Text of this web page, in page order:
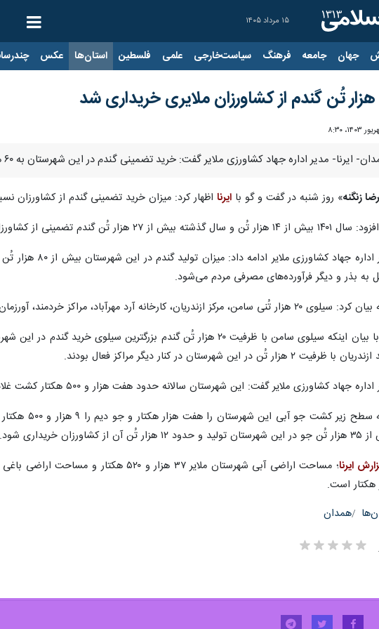
۱۵ مرداد ۱۴۰۵
جهان جامعه فرهنگ سیاست‌خارجی علمی فلسطین استان‌ها عکس
ایرنا- مدیر اداره جهاد کشاورزی ملایر گفت: خرید تضمینی گندم در این شهرستان به ۶۰ هزار تُن رسید که در مقایسه با سال‌های قبل رشد بی‌سابقه‌ای داشته است.
زنگنه» روز شنبه در گفت و گو با ایرنا اظهار کرد: میزان خرید تضمینی گندم از کشاورزان نسبت به
بیش از ۲۷ هزار تُن گندم تضمینی از کشاورزان ملایری خریداری شد که این میزان خرید امسال به ۶۰ هزار تُن رسید.
به بذر و دیگر فرآورده‌های مصرفی مردم می‌شود.
مرکز ازندریان، کارخانه آرد مهرآباد، مراکز خردمند، آورزمان و الفاوت، ۶ مرکز خریدی هستند که کار خرید تضمینی گندم را در این شهرستان انجام دادند.
ظرفیت ۲ هزار تُن در این شهرستان در کنار دیگر مراکز فعال بودند.
جهاد کشاورزی ملایر گفت: این شهرستان سالانه حدود هفت هزار و ۵۰۰ هکتار کشت غلات گندم آبی و ۳۲ هزار هکتار کشت گندم دیم دارد.
زنگنه
تُن آن از کشاورزان خریداری شود.
ایرنا
هکتار است.
همدان